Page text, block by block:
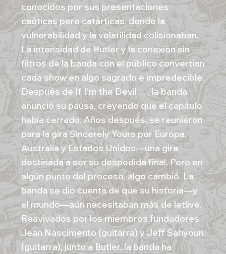
conocidos por sus presentaciones
caóticas pero catárticas, donde la
vulnerabilidad y la volatilidad colisionaban.
La intensidad de Butler y la conexión sin
filtros de la banda con el público convertían
cada show en algo sagrado e impredecible.
Después de If I’m the Devil… , la banda
anunció su pausa, creyendo que el capítulo
había cerrado. Años después, se reunieron
para la gira Sincerely Yours por Europa,
Australia y Estados Unidos—una gira
destinada a ser su despedida final. Pero en
algún punto del proceso, algo cambió. La
banda se dio cuenta de que su historia—y
el mundo—aún necesitaban más de letlive.
Reavivados por los miembros fundadores
Jean Nascimento (guitarra) y Jeff Sahyoun
(guitarra), junto a Butler, la banda ha